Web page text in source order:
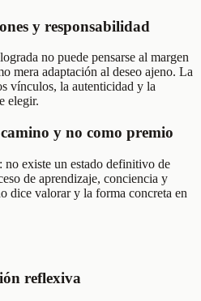
y responsabilidad
no puede pensarse al margen
mera adaptación al deseo ajeno. La
vínculos, la autenticidad y la
elegir.
y no como premio
no existe un estado definitivo de
de aprendizaje, conciencia y
dice valorar y la forma concreta en
reflexiva